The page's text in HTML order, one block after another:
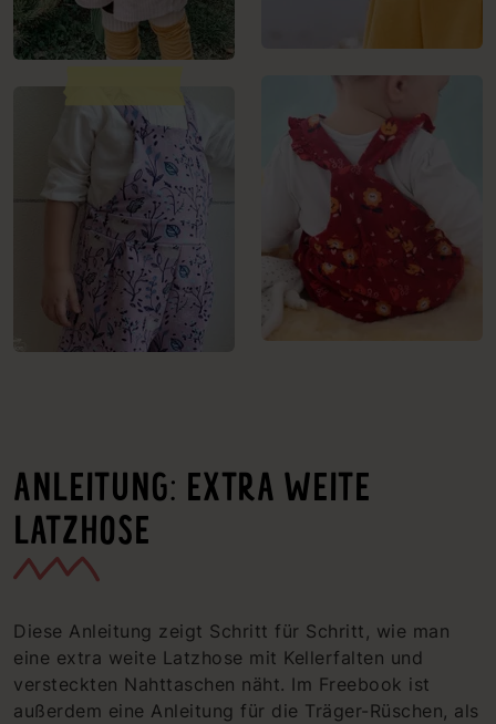
ANLEITUNG: EXTRA WEITE
LATZHOSE
Diese Anleitung zeigt Schritt für Schritt, wie man
eine extra weite Latzhose mit Kellerfalten und
versteckten Nahttaschen näht. Im Freebook ist
außerdem eine Anleitung für die Träger-Rüschen, als